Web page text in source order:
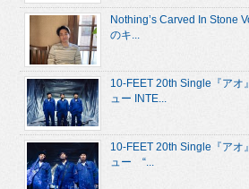
Nothing’s Carved In Stone
のキ...
10-FEET 20th Single『アオ
ュー INTE...
10-FEET 20th Single『アオ
ュー “...